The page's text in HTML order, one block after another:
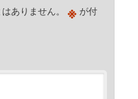
ありません。 ※ が付